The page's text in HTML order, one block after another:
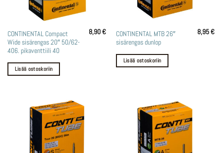
CONTINENTAL Compact
Wide sisärengas 20″ 50/62-
406. pikaventtiili 40
8,90€
Lisää ostoskoriin
CONTINENTAL MTB 26″
sisärengas dunlop
8,95€
Lisää ostoskoriin